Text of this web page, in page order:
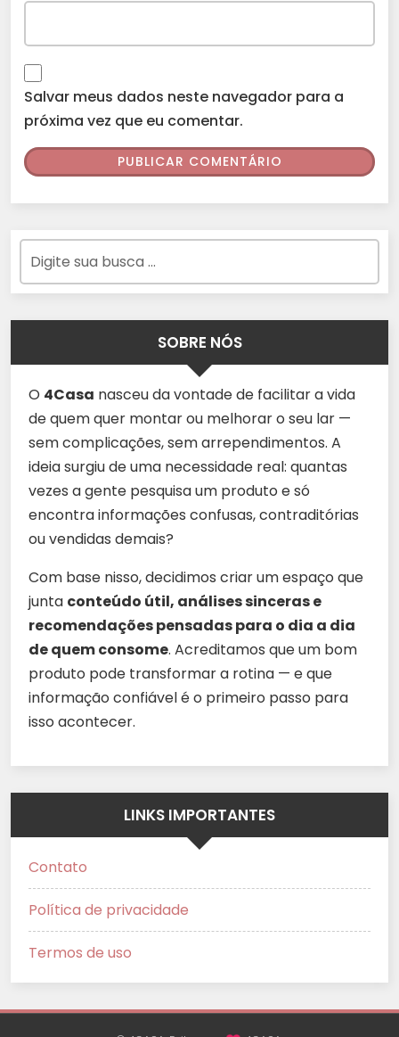
Salvar meus dados neste navegador para a
próxima vez que eu comentar.
SOBRE NÓS
O 4Casa nasceu da vontade de facilitar a vida
de quem quer montar ou melhorar o seu lar —
sem complicações, sem arrependimentos. A
ideia surgiu de uma necessidade real: quantas
vezes a gente pesquisa um produto e só
encontra informações confusas, contraditórias
ou vendidas demais?
Com base nisso, decidimos criar um espaço que
junta conteúdo útil, análises sinceras e
recomendações pensadas para o dia a dia
de quem consome. Acreditamos que um bom
produto pode transformar a rotina — e que
informação confiável é o primeiro passo para
isso acontecer.
LINKS IMPORTANTES
Contato
Política de privacidade
Termos de uso